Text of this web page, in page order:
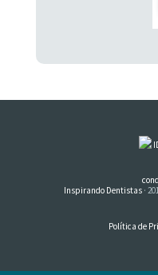
Inspirando Dentistas·
Política de